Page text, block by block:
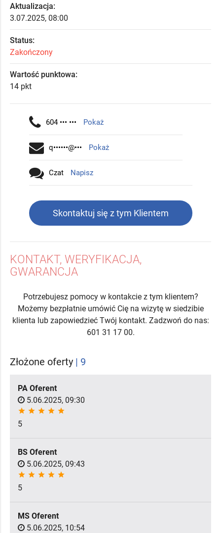
Aktualizacja:
3.07.2025, 08:00
Status:
Zakończony
Wartość punktowa:
14 pkt
604 ••• ••• Pokaż
q••••••@••• Pokaż
Czat Napisz
Skontaktuj się z tym Klientem
KONTAKT, WERYFIKACJA,
GWARANCJA
Potrzebujesz pomocy w kontakcie z tym klientem?
Możemy bezpłatnie umówić Cię na wizytę w siedzibie
klienta lub zapowiedzieć Twój kontakt. Zadzwoń do nas:
601 31 17 00.
Złożone oferty | 9
PA Oferent
5.06.2025, 09:30
star star star star star
5
BS Oferent
5.06.2025, 09:43
star star star star star
5
MS Oferent
5.06.2025, 10:54